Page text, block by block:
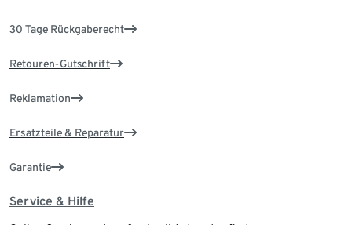
30 Tage Rückgaberecht
Retouren-Gutschrift
Reklamation
Ersatzteile & Reparatur
Garantie
Service & Hilfe